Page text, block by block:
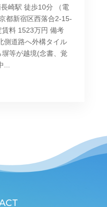
崎駅 徒歩10分 （電
都新宿区西落合2-15-
料 1523万円 備考
道路へ外構タイル
等が越境(念書、覚